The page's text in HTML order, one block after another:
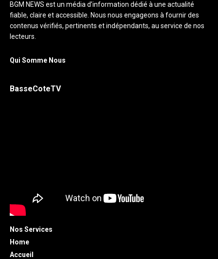
BGM NEWS est un média d’information dédié à une actualité
fiable, claire et accessible. Nous nous engageons à fournir des
contenus vérifiés, pertinents et indépendants, au service de nos
lecteurs.
Qui Somme Nous
BasseCoteTV
Nos Services
Home
Accueil